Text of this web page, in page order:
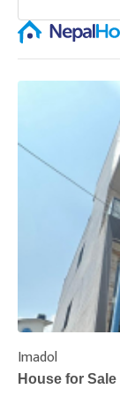
Imadol
House for